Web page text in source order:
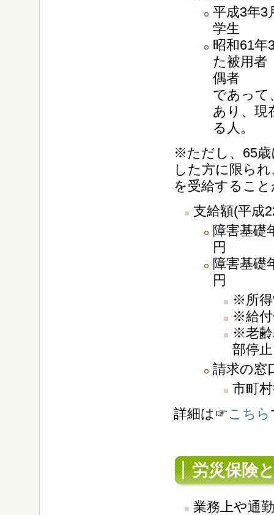
平成3年3
学生
昭和61年
た被用者
偶者
であって
あり、現
る人。
※ただし、65歳
した方に限ら
を受給するこ
支給額(平成
障害基礎
円
障害基礎
円
※所得
※給付
※老齢
部停
請求の窓
市町
詳細は☞こちら
労災保険
業務上や通